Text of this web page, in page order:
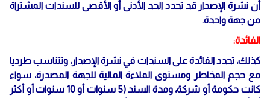
أن نشرة الإصدار قد تحدد الحد الأدنى أو الأقصى للسندات المشتراة
من جهة واحدة.
الفائدة:
كذلك، تحدد الفائدة على السندات في نشرة الإصدار، وتتناسب طرديا
مع حجم المخاطر ومستوى الملاءة المالية للجهة المصدرة، سواء
كانت حكومة أو شركة، ومدة السند (5 سنوات أو 10 سنوات أو أكثر